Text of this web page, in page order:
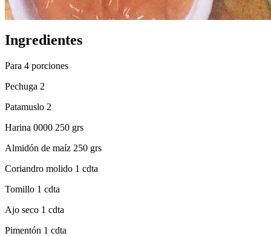
Ingredientes
Para 4 porciones
Pechuga 2
Patamuslo 2
Harina 0000 250 grs
Almidón de maíz 250 grs
Coriandro molido 1 cdta
Tomillo 1 cdta
Ajo seco 1 cdta
Pimentón 1 cdta